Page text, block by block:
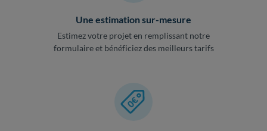
Une estimation sur-mesure
Estimez votre projet en remplissant notre
formulaire et bénéficiez des meilleurs tarifs